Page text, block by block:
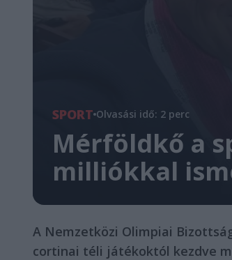
SPORT Olvasási idő: 2 perc
Mérföldkő a
milliókkal
A Nemzetközi Olimpiai
cortinai téli játékoktól kezdve